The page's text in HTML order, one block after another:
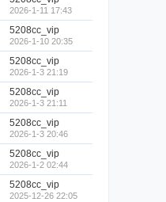
2026-1-11 17:43
5208cc_vip
2026-1-10 20:35
5208cc_vip
2026-1-3 21:19
5208cc_vip
2026-1-3 21:11
5208cc_vip
2026-1-3 20:46
5208cc_vip
2026-1-2 02:44
5208cc_vip
2025-12-26 22:05